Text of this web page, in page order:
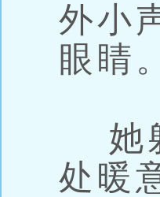
外小
眼睛。
她
处暖